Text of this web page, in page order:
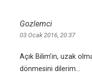
Gozlemci
03 Ocak 2016, 20:37
Açık Bilim’in, uzak
dönmesini dilerim…